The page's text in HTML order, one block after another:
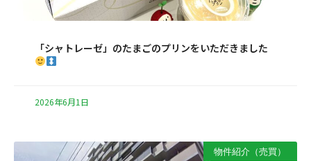
「シャトレーゼ」のたまごのプリンをいただきました
2026年6月1日
物件紹介（売買）